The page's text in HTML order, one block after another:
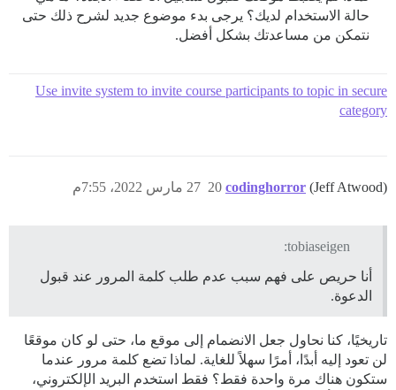
حالة الاستخدام لديك؟ يرجى بدء موضوع جديد لشرح ذلك حتى
نتمكن من مساعدتك بشكل أفضل.
Use invite system to invite course participants to topic in secure
category
codinghorror (Jeff Atwood) 27 مارس 2022، 7:55م 20
tobiaseigen:
أنا حريص على فهم سبب عدم طلب كلمة المرور عند قبول
الدعوة.
تاريخيًا، كنا نحاول جعل الانضمام إلى موقع ما، حتى لو كان موقعًا
لن تعود إليه أبدًا، أمرًا سهلاً للغاية. لماذا تضع كلمة مرور عندما
ستكون هناك مرة واحدة فقط؟ فقط استخدم البريد الإلكتروني،